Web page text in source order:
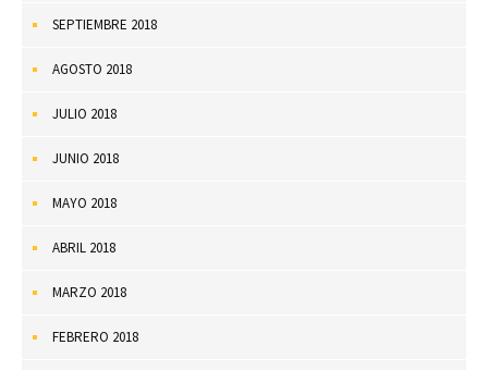
SEPTIEMBRE 2018
AGOSTO 2018
JULIO 2018
JUNIO 2018
MAYO 2018
ABRIL 2018
MARZO 2018
FEBRERO 2018